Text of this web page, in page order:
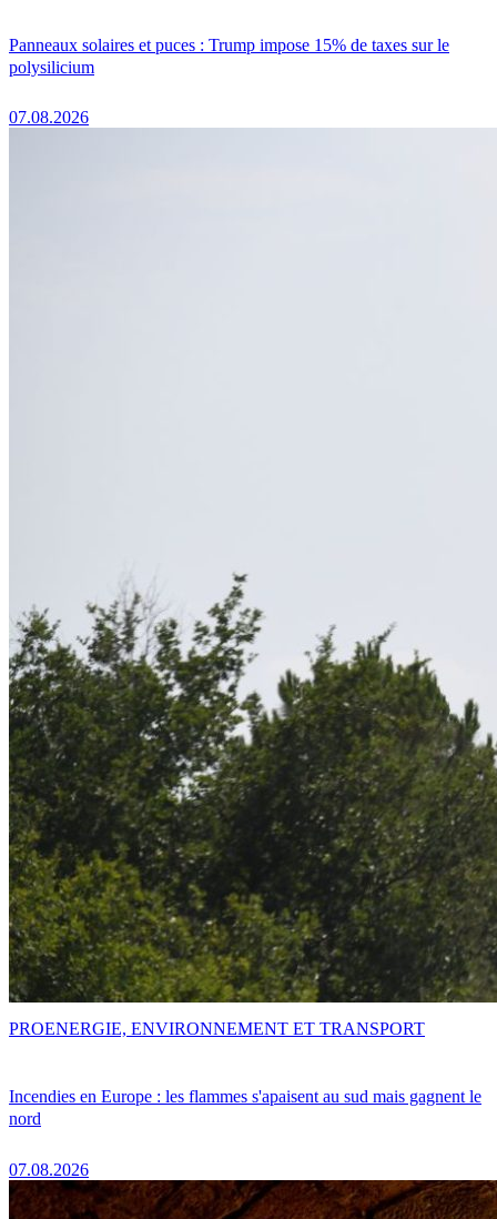
Panneaux solaires et puces : Trump impose 15% de taxes sur le
polysilicium
07.08.2026
Incendies en Europe : les flammes s'apaisent au sud mais gagnent le
nord
07.08.2026
PROENERGIE, ENVIRONNEMENT ET TRANSPORT